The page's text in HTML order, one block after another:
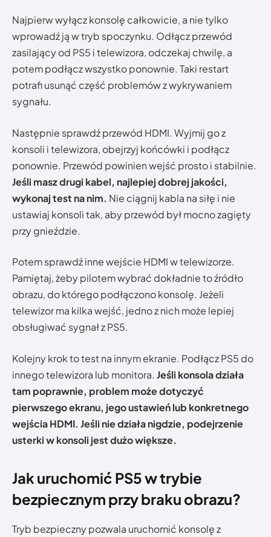
Najpierw wyłącz konsolę całkowicie, a nie tylko
wprowadź ją w tryb spoczynku. Odłącz przewód
zasilający od PS5 i telewizora, odczekaj chwilę, a
potem podłącz wszystko ponownie. Taki restart
potrafi usunąć część problemów z wykrywaniem
sygnału.
Następnie sprawdź przewód HDMI. Wyjmij go z
konsoli i telewizora, obejrzyj końcówki i podłącz
ponownie. Przewód powinien wejść prosto i stabilnie.
Jeśli masz drugi kabel, najlepiej dobrej jakości,
wykonaj test na nim. Nie ciągnij kabla na siłę i nie
ustawiaj konsoli tak, aby przewód był mocno zagięty
przy gnieździe.
Potem sprawdź inne wejście HDMI w telewizorze.
Pamiętaj, żeby pilotem wybrać dokładnie to źródło
obrazu, do którego podłączono konsolę. Jeżeli
telewizor ma kilka wejść, jedno z nich może lepiej
obsługiwać sygnał z PS5.
Kolejny krok to test na innym ekranie. Podłącz PS5 do
innego telewizora lub monitora. Jeśli konsola działa
tam poprawnie, problem może dotyczyć
pierwszego ekranu, jego ustawień lub konkretnego
wejścia HDMI. Jeśli nie działa nigdzie, podejrzenie
usterki w konsoli jest dużo większe.
Jak uruchomić PS5 w trybie
bezpiecznym przy braku obrazu?
Tryb bezpieczny pozwala uruchomić konsolę z